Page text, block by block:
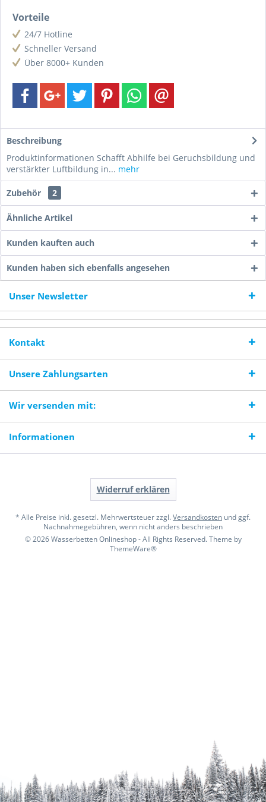
Vorteile
24/7 Hotline
Schneller Versand
Über 8000+ Kunden
Beschreibung
Produktinformationen Schafft Abhilfe bei Geruchsbildung und
verstärkter Luftbildung in... mehr
Zubehör 2
Ähnliche Artikel
Kunden kauften auch
Kunden haben sich ebenfalls angesehen
Unser Newsletter
Kontakt
Unsere Zahlungsarten
Wir versenden mit:
Informationen
Widerruf erklären
* Alle Preise inkl. gesetzl. Mehrwertsteuer zzgl.Versandkosten und ggf.
Nachnahmegebühren, wenn nicht anders beschrieben
© 2026 Wasserbetten Onlineshop - All Rights Reserved. Theme by
ThemeWare®